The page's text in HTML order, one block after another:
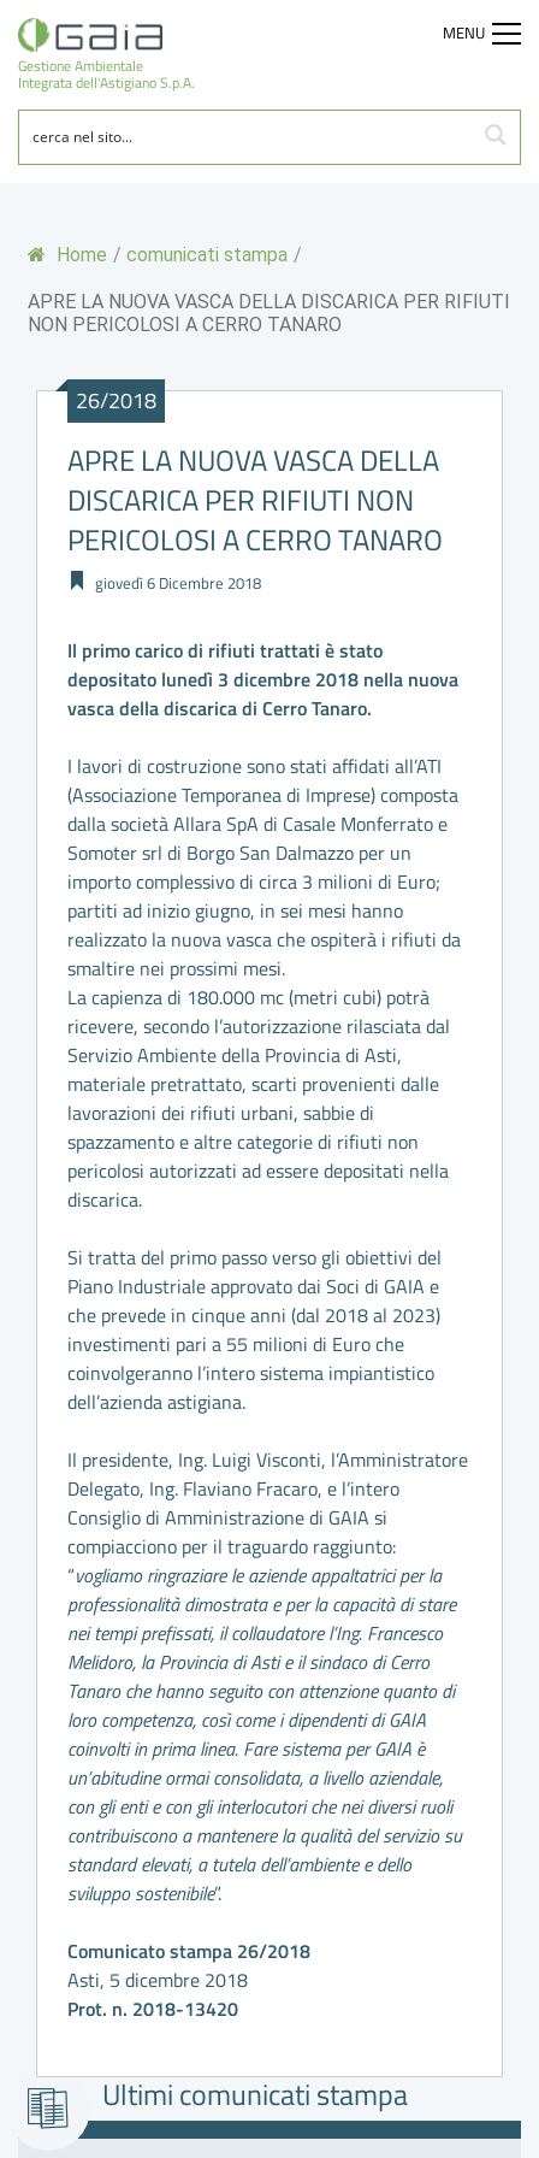
Gestione Ambientale
Integrata dell'Astigiano S.p.A.
MENU
Home / comunicati stampa /
APRE LA NUOVA VASCA DELLA DISCARICA PER RIFIUTI
NON PERICOLOSI A CERRO TANARO
26/2018
APRE LA NUOVA VASCA DELLA
DISCARICA PER RIFIUTI NON
PERICOLOSI A CERRO TANARO
giovedì 6 Dicembre 2018
Il primo carico di rifiuti trattati è stato
depositato lunedì 3 dicembre 2018 nella nuova
vasca della discarica di Cerro Tanaro.
I lavori di costruzione sono stati affidati all’ATI
(Associazione Temporanea di Imprese) composta
dalla società Allara SpA di Casale Monferrato e
Somoter srl di Borgo San Dalmazzo per un
importo complessivo di circa 3 milioni di Euro;
partiti ad inizio giugno, in sei mesi hanno
realizzato la nuova vasca che ospiterà i rifiuti da
smaltire nei prossimi mesi.
La capienza di 180.000 mc (metri cubi) potrà
ricevere, secondo l’autorizzazione rilasciata dal
Servizio Ambiente della Provincia di Asti,
materiale pretrattato, scarti provenienti dalle
lavorazioni dei rifiuti urbani, sabbie di
spazzamento e altre categorie di rifiuti non
pericolosi autorizzati ad essere depositati nella
discarica.
Si tratta del primo passo verso gli obiettivi del
Piano Industriale approvato dai Soci di GAIA e
che prevede in cinque anni (dal 2018 al 2023)
investimenti pari a 55 milioni di Euro che
coinvolgeranno l’intero sistema impiantistico
dell’azienda astigiana.
Il presidente, Ing. Luigi Visconti, l’Amministratore
Delegato, Ing. Flaviano Fracaro, e l’intero
Consiglio di Amministrazione di GAIA si
compiacciono per il traguardo raggiunto:
“vogliamo ringraziare le aziende appaltatrici per la
professionalità dimostrata e per la capacità di stare
nei tempi prefissati, il collaudatore l’Ing. Francesco
Melidoro, la Provincia di Asti e il sindaco di Cerro
Tanaro che hanno seguito con attenzione quanto di
loro competenza, così come i dipendenti di GAIA
coinvolti in prima linea. Fare sistema per GAIA è
un’abitudine ormai consolidata, a livello aziendale,
con gli enti e con gli interlocutori che nei diversi ruoli
contribuiscono a mantenere la qualità del servizio su
standard elevati, a tutela dell’ambiente e dello
sviluppo sostenibile”.
Comunicato stampa 26/2018
Asti, 5 dicembre 2018
Prot. n. 2018-13420
Ultimi comunicati stampa